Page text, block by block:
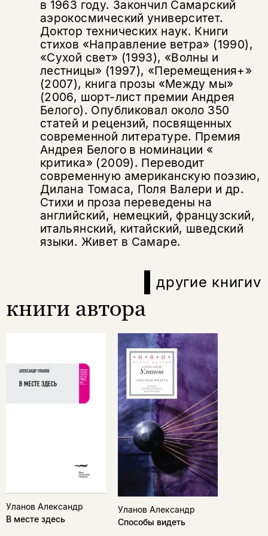
в 1963 году. Закончил Самарский
аэрокосмический университет.
Доктор технических наук. Книги
стихов «Направление ветра» (1990),
«Сухой свет» (1993), «Волны и
лестницы» (1997), «Перемещения+»
(2007), книга прозы «Между мы»
(2006, шорт-лист премии Андрея
Белого). Опубликовал около 350
статей и рецензий, посвященных
современной литературе. Премия
Андрея Белого в номинации «
критика» (2009). Переводит
современную американскую поэзию,
Дилана Томаса, Поля Валери и др.
Стихи и проза переведены на
английский, немецкий, французский,
итальянский, китайский, шведский
языки. Живет в Самаре.
другие книгиv
книги автора
Уланов Александр
В месте здесь
Уланов Александр
Способы видеть